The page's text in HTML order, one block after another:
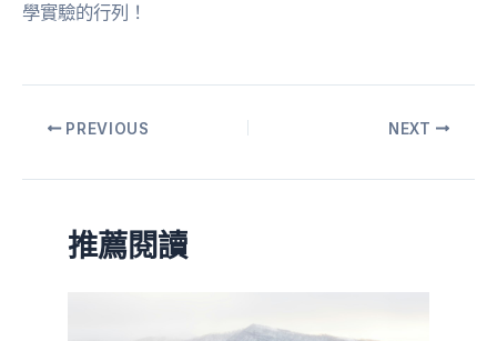
學實驗的行列！
PREVIOUS NEXT
推薦閱讀